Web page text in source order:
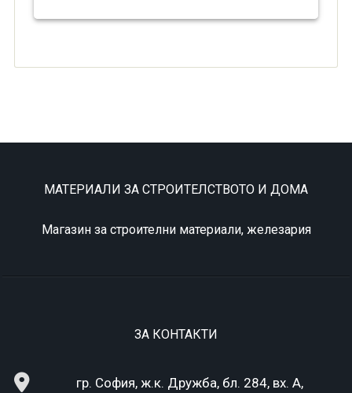
МАТЕРИАЛИ ЗА СТРОИТЕЛСТВОТО И ДОМА
Магазин за строителни материали, железария
ЗА КОНТАКТИ
гр. София, ж.к. Дружба, бл. 284, вх. А,